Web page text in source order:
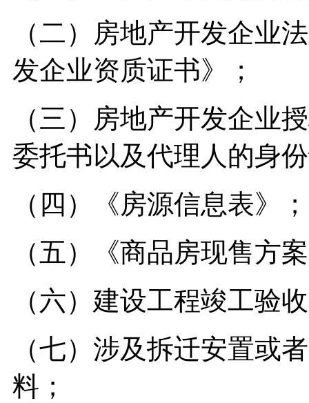
（二）房地产开发企业
发企业资质证书》；
（三）房地产开发企业
委托书以及代理人的身
（四）《房源信息表》；
（五）《商品房现售方
（六）建设工程竣工验
（七）涉及拆迁安置或
料；